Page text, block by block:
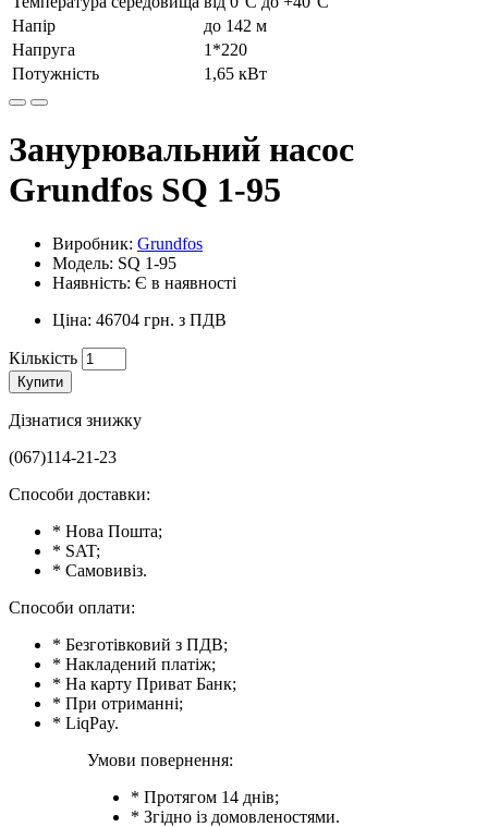
Напір
до 142 м
Напруга
1*220
Потужність
1,65 кВт
Занурювальний насос
Grundfos SQ 1-95
Виробник: Grundfos
Модель: SQ 1-95
Наявність: Є в наявності
Ціна: 46704 грн. з ПДВ
Кількість
Купити
Дізнатися знижку
(067)114-21-23
Способи доставки:
* Нова Пошта;
* SAT;
* Самовивіз.
Способи оплати:
* Безготівковий з ПДВ;
* Накладений платіж;
* На карту Приват Банк;
* При отриманні;
* LiqPay.
Умови повернення:
* Протягом 14 днів;
* Згідно із домовленостями.